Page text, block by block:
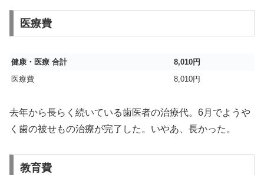
医療費
健康・医療 合計
8,010円
医療費
8,010円
去年から長らく続いている歯医者の治療代。6月でようや
く歯の被せもの治療が完了した。いやあ、長かった。
教育費